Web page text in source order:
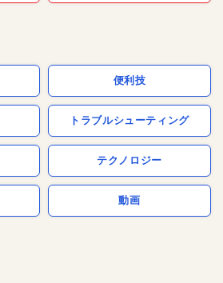
便利技
トラブルシューティング
テクノロジー
動画